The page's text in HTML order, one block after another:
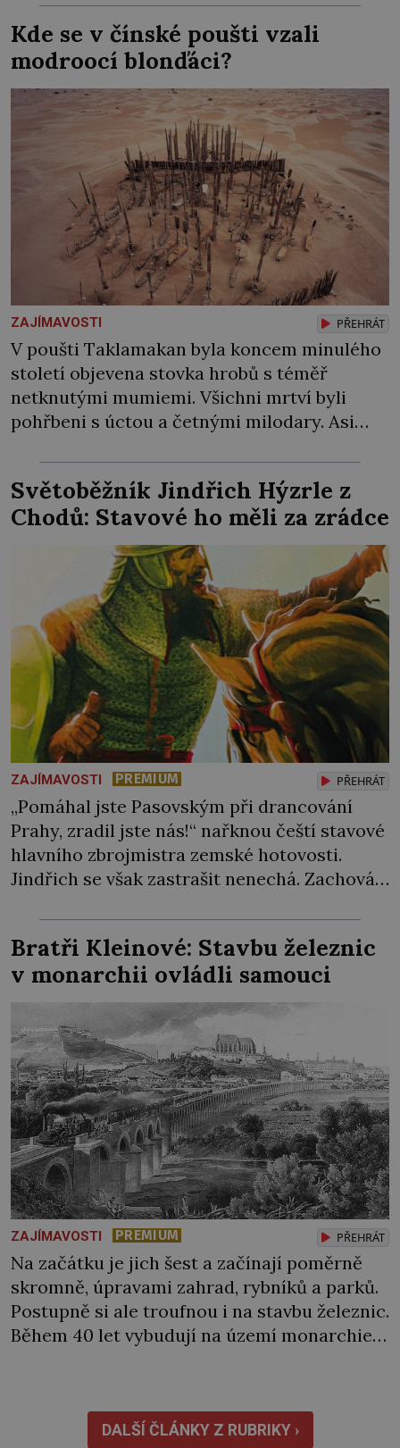
Zraněná žena pár dní nato umírá. Je to muž
nebývale krutý. Jeho činy budí hrůzu ještě
dlouho po jeho smrti […]
Kde se v čínské poušti vzali
modroocí blonďáci?
ZAJÍMAVOSTI PŘEHRÁT
V poušti Taklamakan byla koncem minulého
století objevena stovka hrobů s téměř
netknutými mumiemi. Všichni mrtví byli
pohřbeni s úctou a četnými milodary. Asi
chlapečka s modrou filcovou čapkou, z níž se
draly blonďaté vlásky. Fakt, že jsou těla
dávných lidí nesmírně dobře zachovalá,
přičítají odborníci zdejším klimatickým
podmínkám. Sucho, prosolené písky a
extrémně […]
Světoběžník Jindřich Hýzrle z
Chodů: Stavové ho měli za zrádce
ZAJÍMAVOSTI PREMIUM PŘEHRÁT
„Pomáhal jste Pasovským při drancování
Prahy, zradil jste nás!“ nařknou čeští stavové
hlavního zbrojmistra zemské hotovosti.
Jindřich se však zastrašit nenechá. Zachová
cejchu zrádce se už nezbaví… Tři roky
stačily! Škola pro něj není. Jindřich Michal
Hýzrle z Chodů (1575–1665) se v ní nudí. 10letý
chlapec chce procestovat […]
Bratři Kleinové: Stavbu železnic
v monarchii ovládli samouci
ZAJÍMAVOSTI PREMIUM PŘEHRÁT
Na začátku je jich šest a začínají poměrně
skromně, úpravami zahrad, rybníků a parků.
Postupně si ale troufnou i na stavbu železnic.
Během 40 let vybudují na území monarchie
ducha zdědí bratři Kleinové po otci
Johannovi (1756–1835), který má malý statek
DALŠÍ ČLÁNKY Z RUBRIKY ›